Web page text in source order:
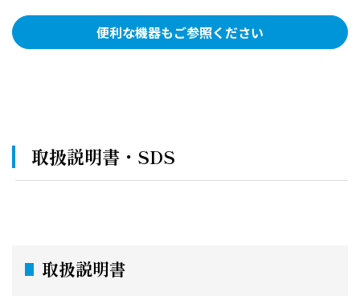
便利な機器もご参照ください
取扱説明書・SDS
取扱説明書